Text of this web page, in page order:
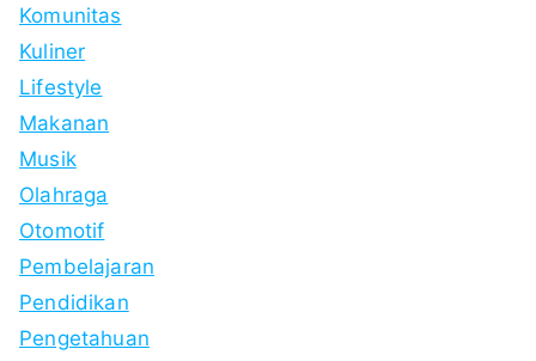
Komunitas
Kuliner
Lifestyle
Makanan
Musik
Olahraga
Otomotif
Pembelajaran
Pendidikan
Pengetahuan